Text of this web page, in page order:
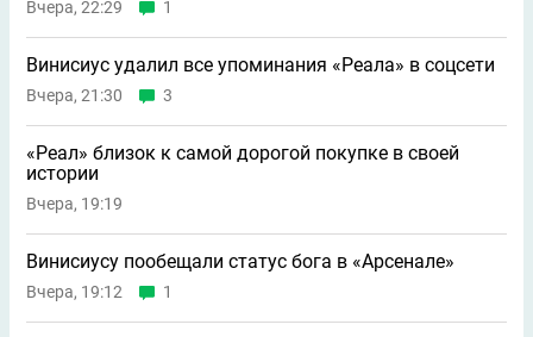
Вчера, 22:29 1
Винисиус удалил все упоминания «Реала» в соцсети
Вчера, 21:30 3
«Реал» близок к самой дорогой покупке в своей
истории
Вчера, 19:19
Винисиусу пообещали статус бога в «Арсенале»
Вчера, 19:12 1